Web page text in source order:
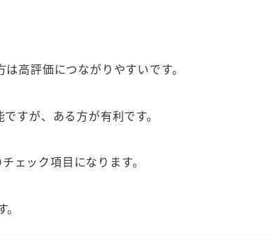
高評価につながりやすいです。
すが、ある方が有利です。
ェック項目になります。